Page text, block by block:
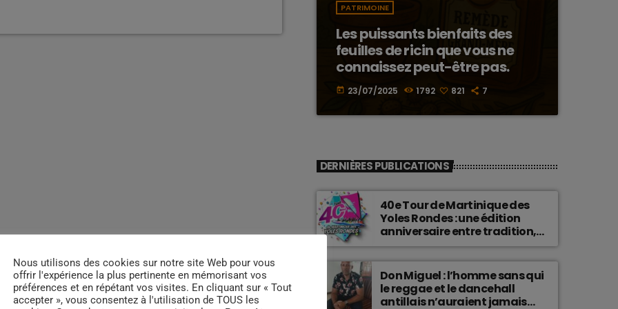
PATRIMOINE
Les puissants bienfaits des
feuilles de ricin que vous ne
connaissez peut-être pas.
today 23/07/2025 1792 821 7
DERNIÈRES PUBLICATIONS
40e Tour de Martinique des
Yoles Rondes : une édition
anniversaire entre tradition,
passion et fierté
martiniquaise.
Don Miguel : l’homme sans qui
le reggae et le dancehall
antillais n’auraient jamais
Nous utilisons des cookies sur notre site Web pour vous
offrir l'expérience la plus pertinente en mémorisant vos
préférences et en répétant vos visites. En cliquant sur « Tout
accepter », vous consentez à l'utilisation de TOUS les